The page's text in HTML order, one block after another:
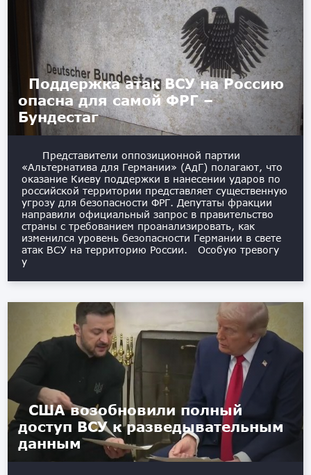
Поддержка атак ВСУ на Россию
опасна для самой ФРГ –
Бундестаг
Представители оппозиционной партии
«Альтернатива для Германии» (АдГ) полагают, что
оказание Киеву поддержки в нанесении ударов по
российской территории представляет существенную
угрозу для безопасности ФРГ. Депутаты фракции
направили официальный запрос в правительство
страны с требованием проанализировать, как
изменился уровень безопасности Германии в свете
атак ВСУ на территорию России. Особую тревогу
у
США возобновили полный
доступ ВСУ к разведывательным
данным